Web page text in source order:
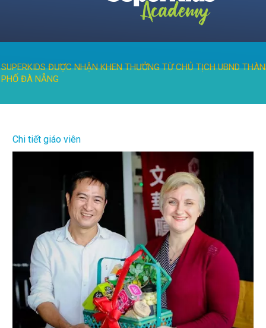
SUPERKIDS ĐƯỢC NHẬN KHEN THƯỞNG TỪ CHỦ TỊCH UBND
PHỐ ĐÀ NẴNG
Chi tiết giáo viên